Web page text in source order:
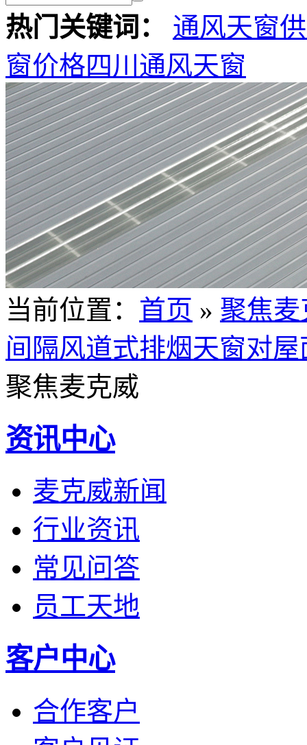
热门关键词：
通风天窗
窗价格四川通风天窗
当前位置 ： 首页 » 聚焦麦
间隔风道式排烟天窗对
聚焦麦克威
资讯中心
麦克威新闻
行业资讯
常见问答
员工天地
客户中心
合作客户